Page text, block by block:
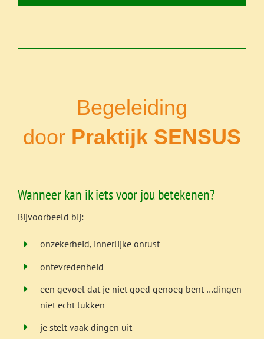
Begeleiding
door Praktijk SENSUS
Wanneer kan ik iets voor jou betekenen?
Bijvoorbeeld bij:
onzekerheid, innerlijke onrust
ontevredenheid
een gevoel dat je niet goed genoeg bent …dingen
niet echt lukken
je stelt vaak dingen uit